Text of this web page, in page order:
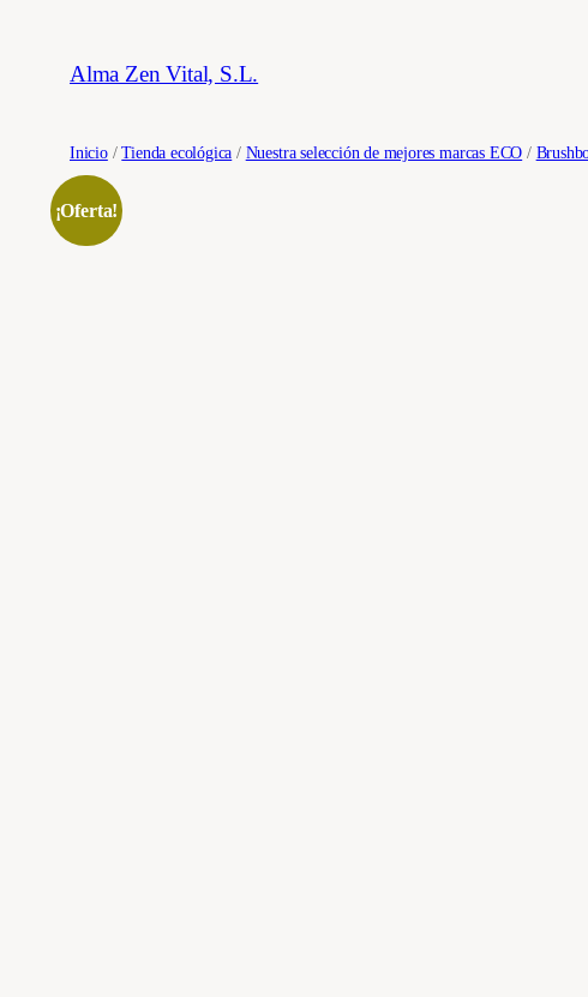
Alma Zen Vital, S.L.
Inicio/Tienda ecológica / Nuestra selección de mejores marcas ECO /
¡Oferta!